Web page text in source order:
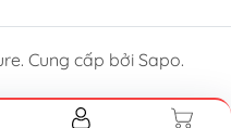
Cung cấp bởi Sapo.